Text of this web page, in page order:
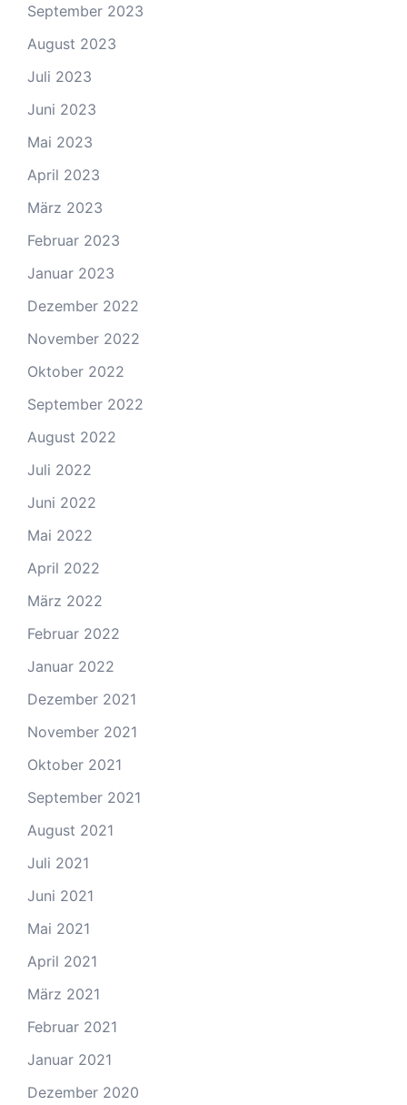
September 2023
August 2023
Juli 2023
Juni 2023
Mai 2023
April 2023
März 2023
Februar 2023
Januar 2023
Dezember 2022
November 2022
Oktober 2022
September 2022
August 2022
Juli 2022
Juni 2022
Mai 2022
April 2022
März 2022
Februar 2022
Januar 2022
Dezember 2021
November 2021
Oktober 2021
September 2021
August 2021
Juli 2021
Juni 2021
Mai 2021
April 2021
März 2021
Februar 2021
Januar 2021
Dezember 2020